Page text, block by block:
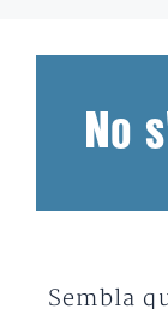
No
Sembla